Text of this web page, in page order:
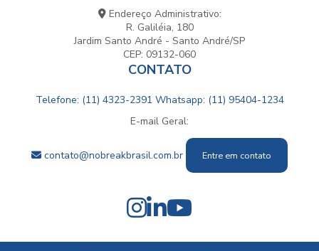
Endereço Administrativo:
R. Galiléia, 180
Jardim Santo André - Santo André/SP
CEP: 09132-060
CONTATO
Telefone: (11) 4323-2391 Whatsapp: (11) 95404-1234
E-mail Geral:
contato@nobreakbrasil.com.br Entre em contato